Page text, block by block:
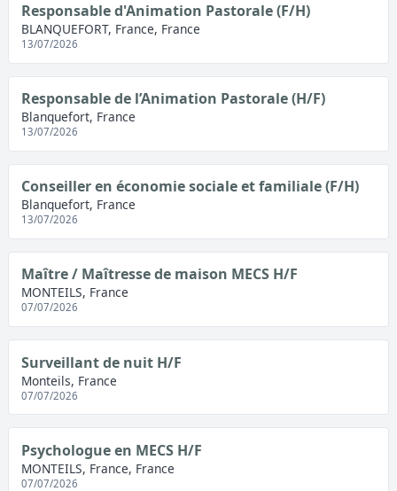
Responsable d'Animation Pastorale (F/H)
BLANQUEFORT, France, France
13/07/2026
Responsable de l’Animation Pastorale (H/F)
Blanquefort, France
13/07/2026
Conseiller en économie sociale et familiale (F/H)
Blanquefort, France
13/07/2026
Maître / Maîtresse de maison MECS H/F
MONTEILS, France
07/07/2026
Surveillant de nuit H/F
Monteils, France
07/07/2026
Psychologue en MECS H/F
MONTEILS, France, France
07/07/2026